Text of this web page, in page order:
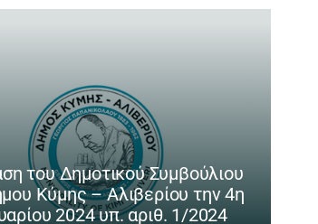
του Δημοτικού Συμβούλιου
Κύμης – Αλιβερίου την 4η
2024 υπ. αριθ. 1/2024